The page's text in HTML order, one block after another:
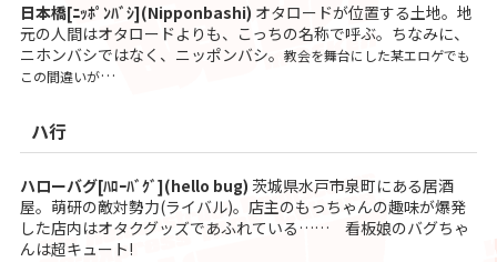
日本橋[ﾆｯﾎﾟﾝﾊﾞｼ](Nipponbashi) オタロードが位置する土地。地
元の人間はオタロードよりも、こっちの名称で呼ぶ。ちなみに、
ニホンバシではなく、ニッポンバシ。教会を舞台にした某エロゲでも
この間違いが…
ハ行
ハローバグ[ﾊﾛｰﾊﾞｸﾞ](hello bug) 茨城県水戸市泉町にある居酒
屋。萌研の敵対勢力(ライバル)。店主のもっちゃんの趣味が爆発
した店内はオタクグッズであふれている…… 看板娘のバグちゃ
んは超キュート!